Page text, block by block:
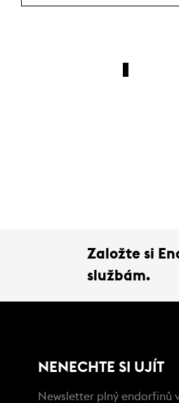
Založte si
službám.
NENECHTE SI UJÍT
Newsletter plný endorfinů